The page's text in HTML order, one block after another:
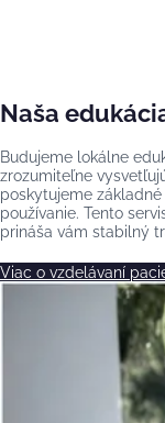
Naša
Budujeme lokálne
zrozumiteľne
poskytujeme
používanie. Tento
prináša vám stabilný
Viac o vzdelávaní